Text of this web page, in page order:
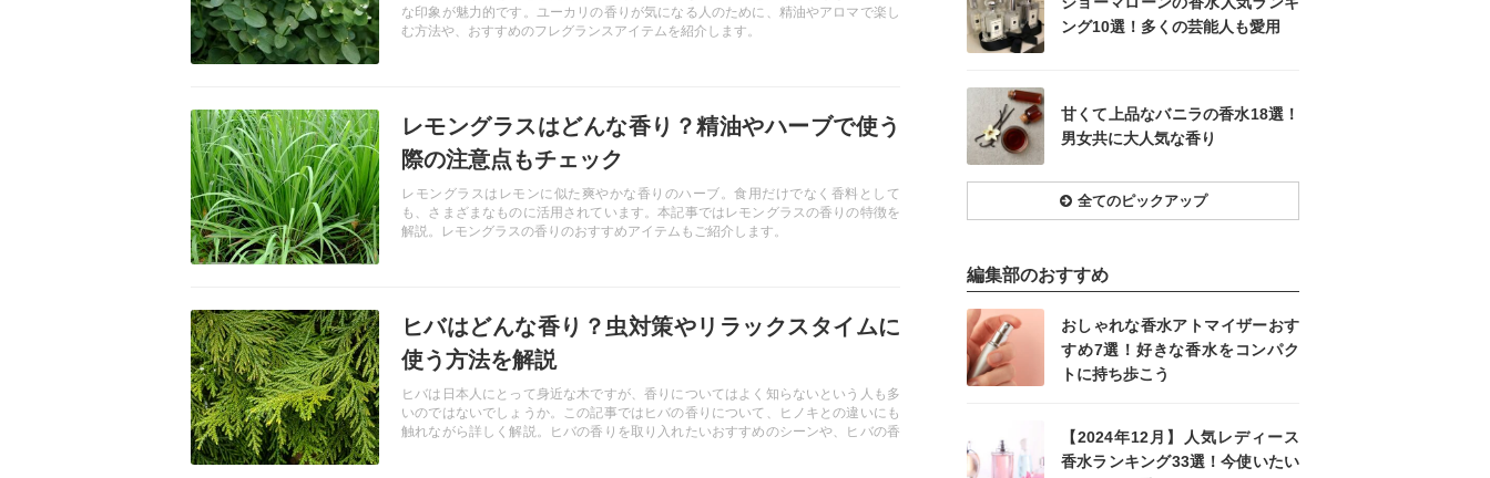
な印象が魅力的です。ユーカリの香りが気になる人のために、精油やアロマで楽し
む方法や、おすすめのフレグランスアイテムを紹介します。
レモングラスはどんな香り？精油やハーブで使う
際の注意点もチェック
レモングラスはレモンに似た爽やかな香りのハーブ。食用だけでなく香料として
も、さまざまなものに活用されています。本記事ではレモングラスの香りの特徴を
解説。レモングラスの香りのおすすめアイテムもご紹介します。
ヒバはどんな香り？虫対策やリラックスタイムに
使う方法を解説
ヒバは日本人にとって身近な木ですが、香りについてはよく知らないという人も多
いのではないでしょうか。この記事ではヒバの香りについて、ヒノキとの違いにも
触れながら詳しく解説。ヒバの香りを取り入れたいおすすめのシーンや、ヒバの香
ング10選！多くの芸能人も愛用
甘くて上品なバニラの香水18選！
男女共に大人気な香り
全てのピックアップ
編集部のおすすめ
おしゃれな香水アトマイザーおす
すめ7選！好きな香水をコンパク
トに持ち歩こう
【2024年12月】人気レディース
香水ランキング33選！今使いたい
記事を読む